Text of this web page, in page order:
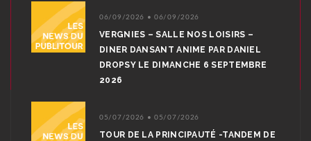
06/09/2026 • 06/09/2026
VERGNIES – SALLE NOS LOISIRS –
DINER DANSANT ANIME PAR DANIEL
DROPSY LE DIMANCHE 6 SEPTEMBRE
2026
05/07/2026 • 05/07/2026
TOUR DE LA PRINCIPAUTÉ -TANDEM DE